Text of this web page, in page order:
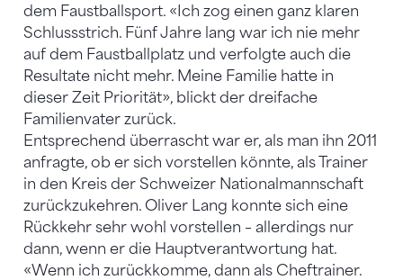
dem Faustballsport. «Ich zog einen ganz klaren
Schlussstrich. Fünf Jahre lang war ich nie mehr
auf dem Faustballplatz und verfolgte auch die
Resultate nicht mehr. Meine Familie hatte in
dieser Zeit Priorität», blickt der dreifache
Familienvater zurück.
Entsprechend überrascht war er, als man ihn 2011
anfragte, ob er sich vorstellen könnte, als Trainer
in den Kreis der Schweizer Nationalmannschaft
zurückzukehren. Oliver Lang konnte sich eine
Rückkehr sehr wohl vorstellen – allerdings nur
dann, wenn er die Hauptverantwortung hat.
«Wenn ich zurückkomme, dann als Cheftrainer.